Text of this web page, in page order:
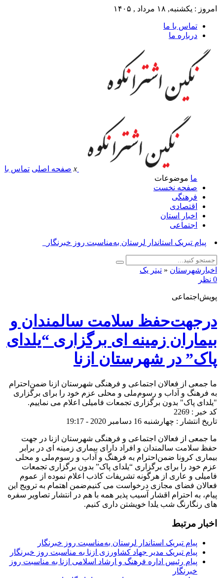
امروز : یکشنبه, ۱۸ مرداد , ۱۴۰۵
تماس با ما
درباره ما
x صفحه اصلی تماس با
ما موضوعات
صفحه نخست
فرهنگی
اقتصادی
اخبار استان
اجتماعی
پی_
اخبارشهرستان « تیتر یک
0 نظر
پویش‌اجتماعی
درجهت‌حفظ سلامت سالمندان و
بیماران زمینه ای برگزاری “یلدای
پاک” در شهرستان ازنا
ما جمعی از فعالان اجتماعی و فرهنگی شهرستان ازنا ضمن‌احترام
به فرهنگ و آداب و رسوم‌ملی و محلی عزم خود را برای برگزاری
"یلدای پاک" بدون برگزاری تجمعات فامیلی اعلام می نماییم.
کد خبر : 2269
تاریخ انتشار : چهارشنبه 16 دسامبر 2020 - 19:17
ما جمعی از فعالان اجتماعی و فرهنگی شهرستان ازنا در جهت
حفظ سلامت سالمندان و افراد دارای بیماری زمینه ای در برابر
بیماری کرونا ضمن‌احترام به فرهنگ و آداب و رسوم‌ملی و محلی
عزم خود را برای برگزاری “یلدای پاک” بدون برگزاری تجمعات
فامیلی و عاری از هرگونه تشریفات کاذب اعلام نموده از عموم
فعالان فضای مجازی درخواست می کنیم‌ضمن اهتمام به ترویج این
پیام، به احترام اقشار آسیب پذیر همه با هم در انتشار تصاویر سفره
های رنگارنگ شب یلدا خویشتن داری کنیم.
اخبار مرتبط
پیام تبریک استاندار لرستان به‌مناسبت روز خبرنگار
پیام تبریک مدیر جهاد کشاورزی ازنا به مناسبت روز خبرنگار
پیام رئیس اداره فرهنگ و ارشاد اسلامی ازنا به مناسبت روز
خبرنگار